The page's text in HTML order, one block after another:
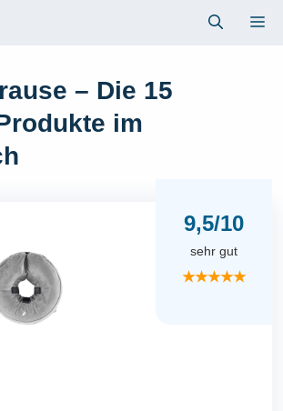
– Die 15
im
9,5/10
sehr gut
★★★★★